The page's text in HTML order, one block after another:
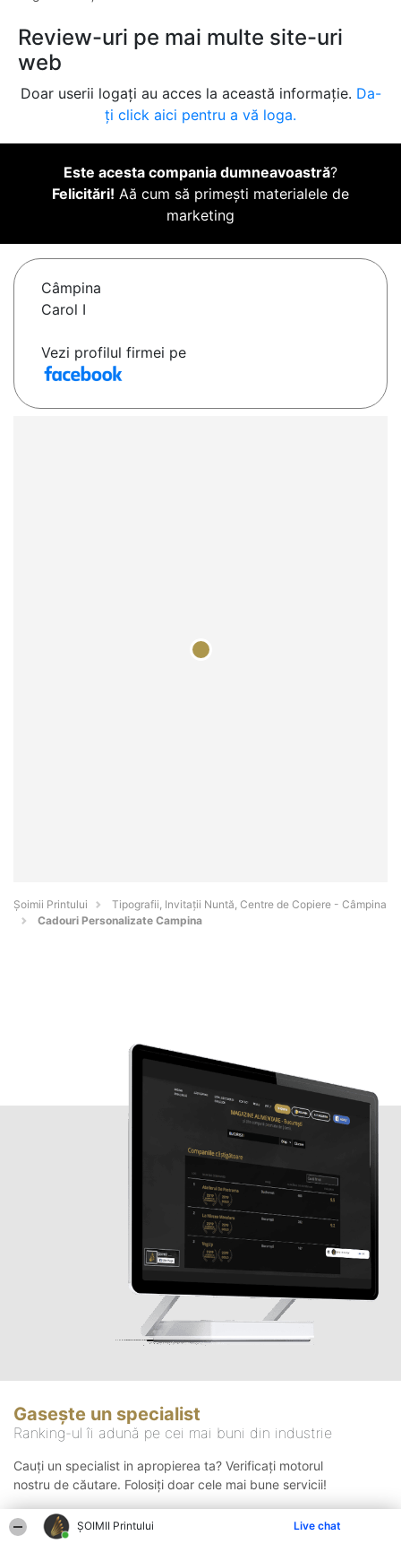
ŞOIMII Printului Live chat
Review-uri pe mai multe site-uri
web
Doar userii logați au acces la această informație. Da-
ți click aici pentru a vă loga.
Este acesta compania dumneavoastră?
Felicitări! Aă cum să primești materialele de
marketing
Câmpina
Carol I
Vezi profilul firmei pe
Şoimii Printului
Tipografii, Invitații Nuntă, Centre de Copiere - Câmpina
Cadouri Personalizate Campina
Gasește un specialist
Ranking-ul îi adună pe cei mai buni din industrie
Cauți un specialist in apropierea ta? Verificați motorul
nostru de căutare. Folosiți doar cele mai bune servicii!